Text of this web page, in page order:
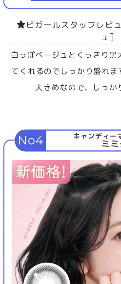
ビガールスタッフレビ
ュ］
白っぽベージュとくっきり黒
てくれるのでしっかり盛れ
大きめなので、しっか
No4 キャンディー
ミ